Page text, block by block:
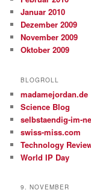
Januar 2010
Dezember 2009
November 2009
Oktober 2009
BLOGROLL
madamejordan.de
Science Blog
selbstaendig-im-
swiss-miss.com
Technology
World IP Day
9. NOVEMBER